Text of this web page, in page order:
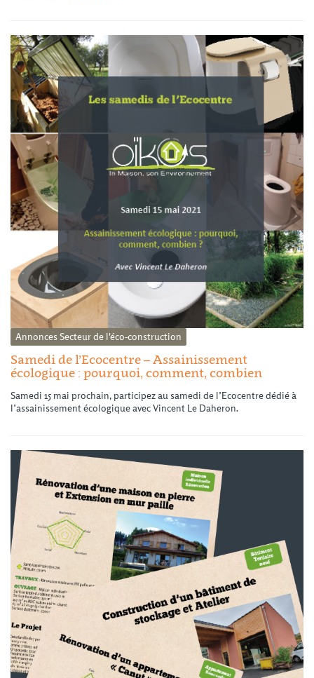
AnnoncesSecteur de l'éco-construction
Samedi de l’Ecocentre – Assainissement
écologique : pourquoi, comment, combien
Samedi 15 mai prochain, participez au samedi de l’Ecocentre dédié à
l’assainissement écologique avec Vincent Le Daheron.